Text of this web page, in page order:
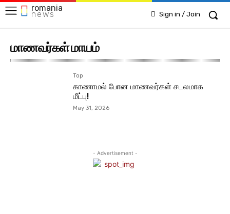
romania
news Sign in / Join
மாணவர்கள் மாயம்
Top
காணாமல் போன மாணவர்கள் சடலமாக
மீட்பு!
May 31, 2026
- Advertisement -